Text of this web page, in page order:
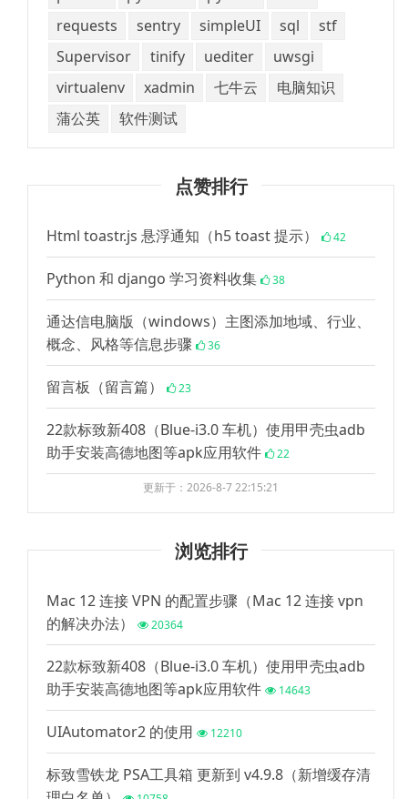
requests
sentry simpleUI sql
stf
Supervisor
tinify uediter
uwsgi
virtualenv
xadmin 七牛云
电脑知识
蒲公英
软件测试
点赞排行
Html toastr.js 悬浮通知（h5 toast 提示） 42
Python 和 django 学习资料收集 38
通达信电脑版（windows）主图添加地域、行业、
概念、风格等信息步骤
36
留言板（留言篇） 23
22款标致新408（Blue-i3.0 车机）使用甲壳虫adb
助手安装高德地图等apk应用软件
22
更新于：2026-8-7 22:15:21
浏览排行
Mac 12 连接 VPN 的配置步骤（Mac 12 连接 vpn
的解决办法）
20364
22款标致新408（Blue-i3.0 车机）使用甲壳虫adb
助手安装高德地图等apk应用软件
14643
UIAutomator2 的使用 12210
标致雪铁龙 PSA工具箱 更新到 v4.9.8（新增缓存清